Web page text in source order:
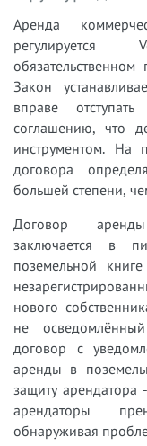
Аренда
Закон
вправе
соглашению, что
инструментом. На
договора
большей степени,
Договор
заключается в
поземельной
нового
не
договор с
аренды в
защиту арендатора
арендаторы
обнаруживая